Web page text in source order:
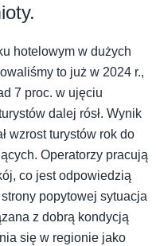
hotelowym w dużych
to już w 2024 r.,
7 proc. w ujęciu
dalej rósł. Wynik
wzrost turystów rok do
Operatorzy pracują
co jest odpowiedzią
popytowej sytuacja
z dobrą kondycją
się w regionie jako